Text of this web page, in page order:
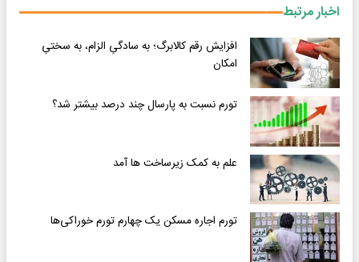
اخبار مرتبط
افزایش رقم کالابرگ؛ به سادگیِ الزام، به سختیِ
امکان
تورم نسبت به پارسال چند درصد بیشتر شد؟
علم به کمک زیرساخت ها آمد
تورم اجاره مسکن یک چهارم تورم خوراکی‌ها